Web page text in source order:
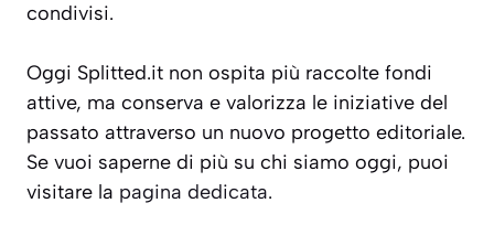
condivisi.
Oggi Splitted.it non ospita più raccolte fondi
attive, ma conserva e valorizza le iniziative del
passato attraverso un nuovo progetto editoriale.
Se vuoi saperne di più su chi siamo oggi, puoi
visitare la pagina dedicata.